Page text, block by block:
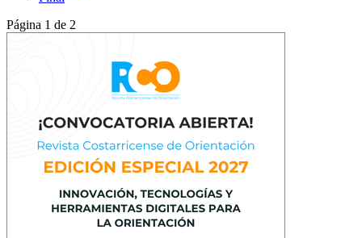
Página 1 de 2